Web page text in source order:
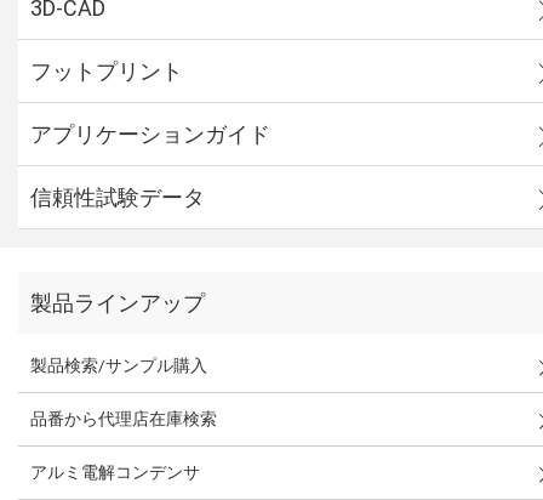
3D-CAD
フットプリント
アプリケーションガイド
信頼性試験データ
製品ラインアップ
製品検索/サンプル購入
品番から代理店在庫検索
アルミ電解コンデンサ